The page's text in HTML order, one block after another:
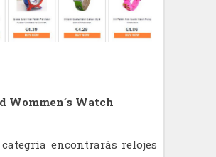
Wommen´s Watch
encontrarás relojes